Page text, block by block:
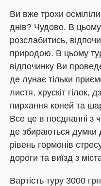
Ви вже трохи
днів? Чудово. В цьому
розслабитись,
природою. В цьому
відпочинку Ви
де лунає тільки
листя, хрускіт гілок,
пирхання коней та
Все це в поєднанні з
де збираються думки
рівень гормонів
дороги та виїзд з
Вартість туру 3000